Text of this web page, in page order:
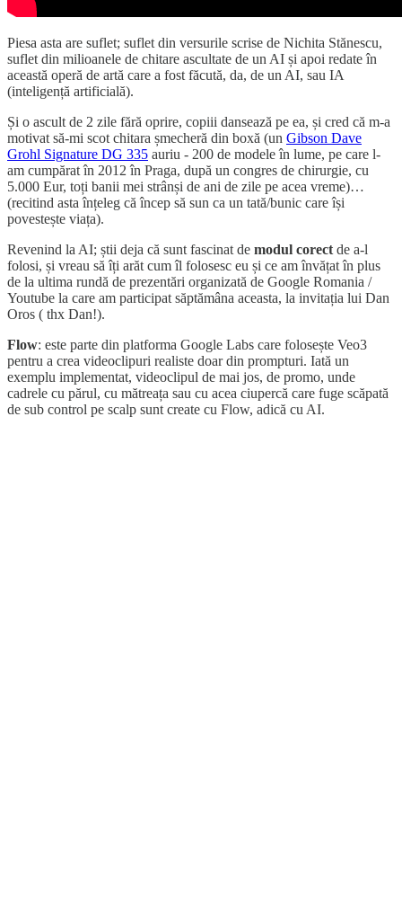
Piesa asta are suflet; suflet din versurile scrise de Nichita Stănescu,
suflet din milioanele de chitare ascultate de un AI și apoi redate în
această operă de artă care a fost făcută, da, de un AI, sau IA
(inteligență artificială).
Și o ascult de 2 zile fără oprire, copiii dansează pe ea, și cred că m-a
motivat să-mi scot chitara șmecheră din boxă (un Gibson Dave
Grohl Signature DG 335 auriu - 200 de modele în lume, pe care l-
am cumpărat în 2012 în Praga, după un congres de chirurgie, cu
5.000 Eur, toți banii mei strânși de ani de zile pe acea vreme)…
(recitind asta înțeleg că încep să sun ca un tată/bunic care își
povestește viața).
Revenind la AI; știi deja că sunt fascinat de modul corect de a-l
folosi, și vreau să îți arăt cum îl folosesc eu și ce am învățat în plus
de la ultima rundă de prezentări organizată de Google Romania /
Youtube la care am participat săptămâna aceasta, la invitația lui Dan
Oros ( thx Dan!).
Flow: este parte din platforma Google Labs care folosește Veo3
pentru a crea videoclipuri realiste doar din prompturi. Iată un
exemplu implementat, videoclipul de mai jos, de promo, unde
cadrele cu părul, cu mătreața sau cu acea ciupercă care fuge scăpată
de sub control pe scalp sunt create cu Flow, adică cu AI.